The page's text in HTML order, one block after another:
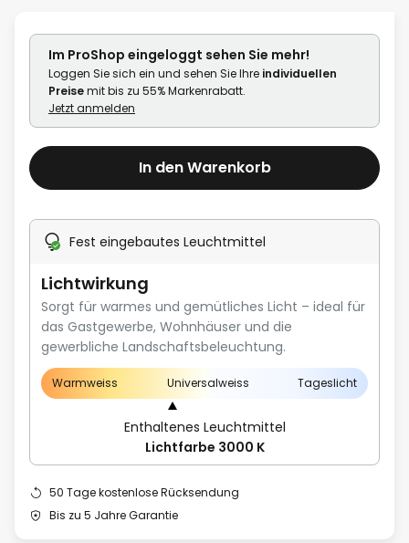
Im ProShop eingeloggt sehen Sie mehr!
Loggen Sie sich ein und sehen Sie Ihre individuellen
Preisemit bis zu 55% Markenrabatt.
Jetzt anmelden
In den Warenkorb
Fest eingebautes Leuchtmittel
Lichtwirkung
Sorgt für warmes und gemütliches Licht – ideal für
das Gastgewerbe, Wohnhäuser und die
gewerbliche Landschaftsbeleuchtung.
Warmweiss Universalweiss Tageslicht
Enthaltenes Leuchtmittel
Lichtfarbe 3000 K
50 Tage kostenlose Rücksendung
Bis zu 5 Jahre Garantie